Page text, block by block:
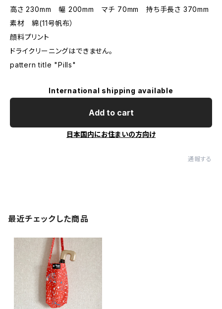
高さ 230mm 幅 200mm マチ 70mm 持ち手長さ 370mm
素材 綿(11号帆布）
顔料プリント
ドライクリーニングはできません。
pattern title "Pills"
International shipping available
Add to cart
日本国内にお住まいの方向け
通報する
最近チェックした商品